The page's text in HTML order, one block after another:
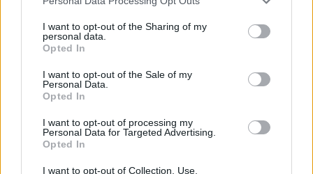
I want to opt-out of the Sharing of my
personal data.
Opted In
I want to opt-out of the Sale of my
Personal Data.
Opted In
I want to opt-out of processing my
Personal Data for Targeted Advertising.
Opted In
I want to opt-out of Collection, Use,
24/07/2026
Πλήρης απασχόληση